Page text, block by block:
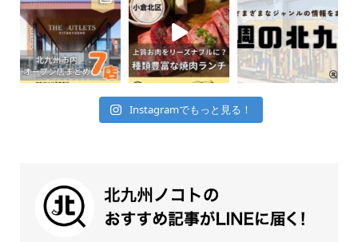
Instagramでもっと見る！